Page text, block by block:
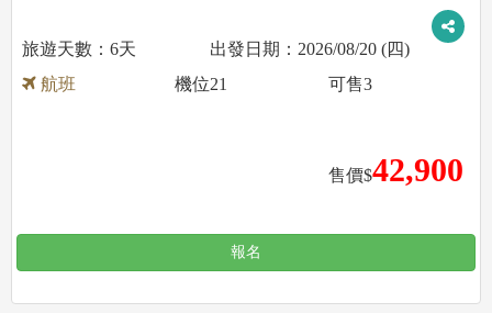
6天
2026/08/20 (四)
航班
售價$42,900
機位21 可售3
報名